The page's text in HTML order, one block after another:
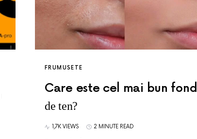
FRUMUSETE
Care este cel mai bun fond
de ten?
1,7K VIEWS 2 MINUTE READ